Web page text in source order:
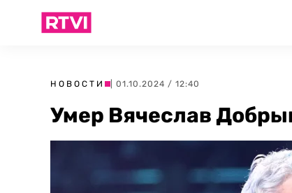
НОВОСТИ | 01.10.2024 / 12:40
Умер Вячеслав